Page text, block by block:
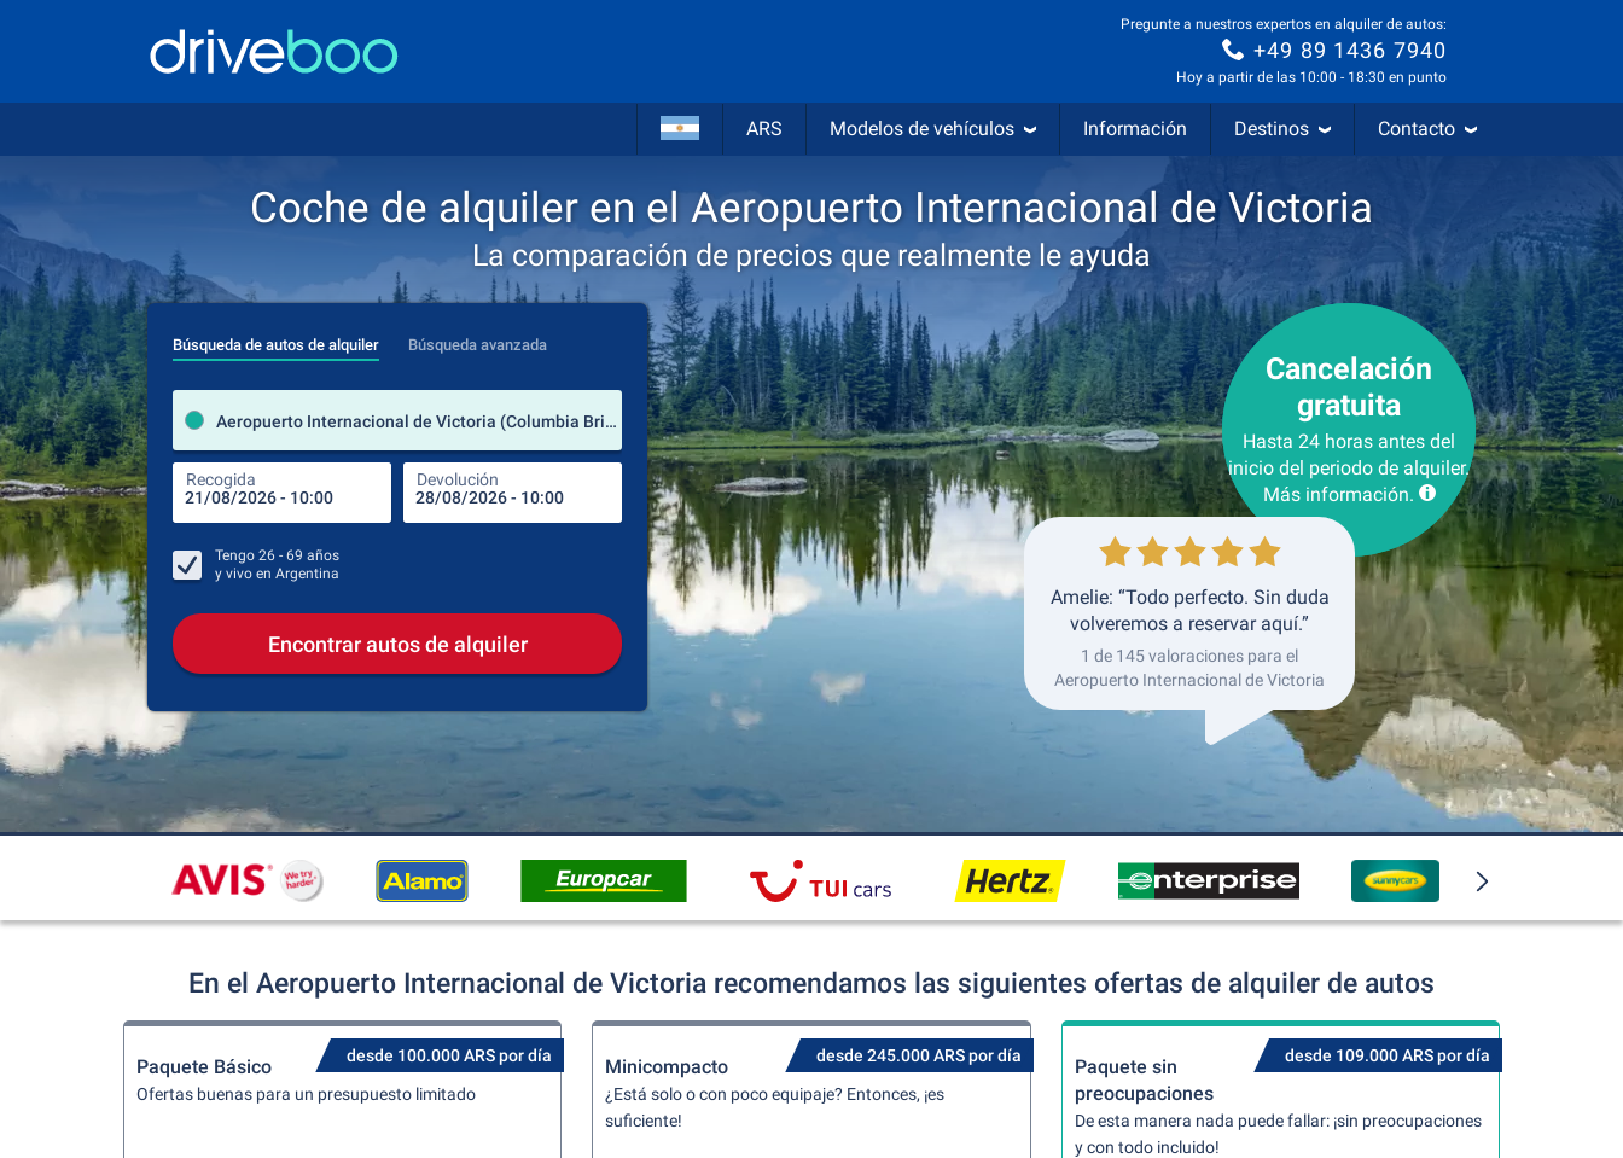
Pregunte a nuestros expertos en alquiler de autos:
+49 89 1436 7940
Hoy a partir de las 10:00 - 18:30 en punto
ARS Modelos de vehículos Información Destinos Contacto
Coche de alquiler en el Aeropuerto Internacional de Victoria
La comparación de precios que realmente le ayuda
Búsqueda de autos de alquiler Búsqueda avanzada
Aeropuerto Internacional de Victoria (Columbia Británica / Canadá)
Recogida Devolución
lugar de alquiler
Lugar de devolución
Recogida Devolución
Tengo 26 - 69 años
y vivo en Argentina
Encontrar autos de alquiler
Cancelación
gratuita
Hasta 24 horas antes del
inicio del periodo de alquiler.
Más información.
Amelie: “Todo perfecto. Sin duda
volveremos a reservar aquí.”
1 de 145 valoraciones para el
Aeropuerto Internacional de Victoria
En el Aeropuerto Internacional de Victoria recomendamos las siguientes ofertas de alquiler de autos
desde 100.000 ARS por día
Paquete Básico
Ofertas buenas para un presupuesto limitado
desde 245.000 ARS por día
Minicompacto
¿Está solo o con poco equipaje? Entonces, ¡es
suficiente!
desde 109.000 ARS por día
Paquete sin
preocupaciones
De esta manera nada puede fallar: ¡sin preocupaciones
y con todo incluido!